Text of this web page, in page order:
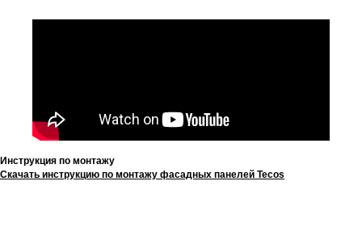
Инструкция по монтажу
Скачать инструкцию по монтажу фасадных панелей Tecos